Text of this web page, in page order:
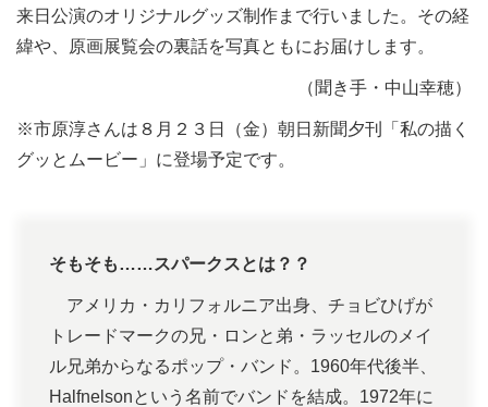
来日公演のオリジナルグッズ制作まで行いました。その経
緯や、原画展覧会の裏話を写真ともにお届けします。
（聞き手・中山幸穂）
※市原淳さんは８月２３日（金）朝日新聞夕刊「私の描く
グッとムービー」に登場予定です。
そもそも……スパークスとは？？
アメリカ・カリフォルニア出身、チョビひげが
トレードマークの兄・ロンと弟・ラッセルのメイ
ル兄弟からなるポップ・バンド。1960年代後半、
Halfnelsonという名前でバンドを結成。1972年に